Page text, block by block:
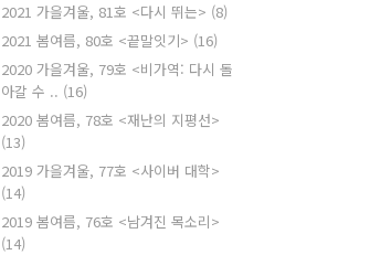
2021 가을겨울, 81호 <다시 뛰는> (8)
2021 봄여름, 80호 <끝말잇기> (16)
2020 가을겨울, 79호 <비가역: 다시 돌
아갈 수 .. (16)
2020 봄여름, 78호 <재난의 지평선>
(13)
2019 가을겨울, 77호 <사이버 대학>
(14)
2019 봄여름, 76호 <남겨진 목소리>
(14)